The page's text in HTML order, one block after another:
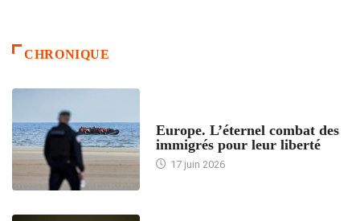
CHRONIQUE
Europe. L’éternel combat des
immigrés pour leur liberté
17 juin 2026